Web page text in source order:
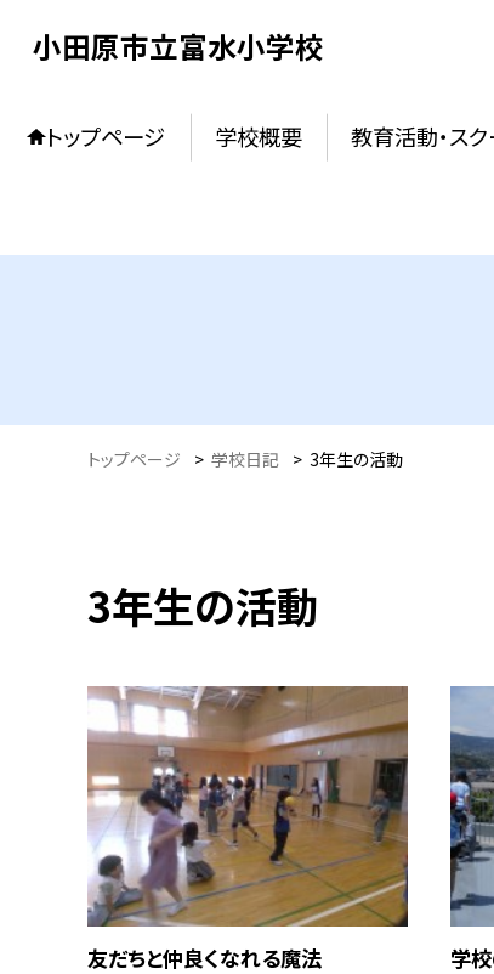
小田原市立富水小学校
トップページ 学校概要 教育活動・ス
トップページ > 学校日記 > 3年生の活動
3年生の活動
友だちと仲良くなれる魔法 学校